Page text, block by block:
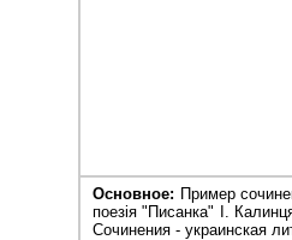
Основное: Пример
поезія "Писанка" І.
Сочинения - украинская